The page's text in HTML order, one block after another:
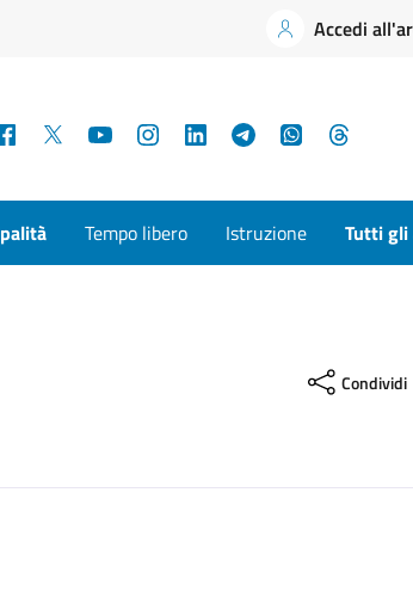
Accedi
Facebook YouTubeInstagramLinkedInTelegramWhatsApp
Tempo libero Istruzione Tutti
Condividi